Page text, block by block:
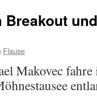
Flause
Makovec